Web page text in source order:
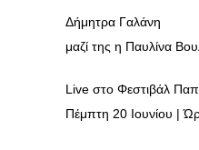
Δήμητρα Γαλάνη
μαζί της η Παυλίνα
Live στο Φεστιβάλ
Πέμπτη 20 Ιουνίου |